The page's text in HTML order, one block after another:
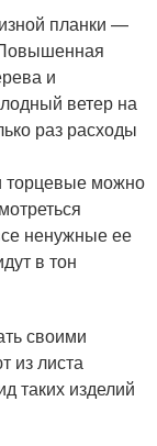
планки —
Повышенная
и
ветер на
раз расходы
торцевые можно
ненужные ее
в тон
своими
из листа
таких изделий